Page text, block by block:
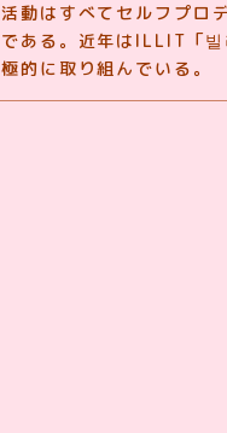
活動はすべてセルフプロ
である。近年はILLIT「
極的に取り組んでいる。